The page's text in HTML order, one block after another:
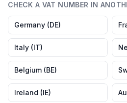
CHECK A VAT NUMBER IN
Germany (DE)
Italy (IT)
Belgium (BE)
Ireland (IE)